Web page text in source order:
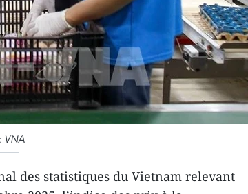
VNA
des statistiques du Vietnam relevant